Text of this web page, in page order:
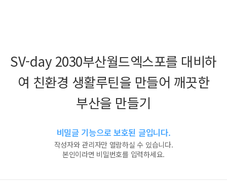
SV-day 2030부산월드엑스포를 대비하
여 친환경 생활루틴을 만들어 깨끗한
부산을 만들기
비밀글 기능으로 보호된 글입니다.
작성자와 관리자만 열람하실 수 있습니다.
본인이라면 비밀번호를 입력하세요.